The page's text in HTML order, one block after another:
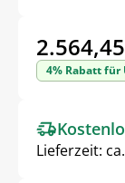
Preis
2.564,45
Preis
4% Rabatt für
Lieferzeit: